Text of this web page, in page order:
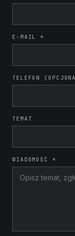
E-MAIL *
TELEFON
TEMAT
WIADOMOŚĆ *